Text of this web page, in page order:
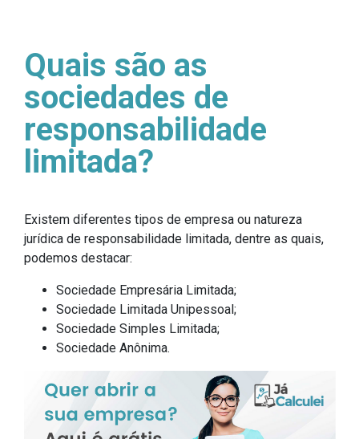
Quais são as
sociedades de
responsabilidade
limitada?
Existem diferentes tipos de empresa ou natureza
jurídica de responsabilidade limitada, dentre as quais,
podemos destacar:
Sociedade Empresária Limitada;
Sociedade Limitada Unipessoal;
Sociedade Simples Limitada;
Sociedade Anônima.